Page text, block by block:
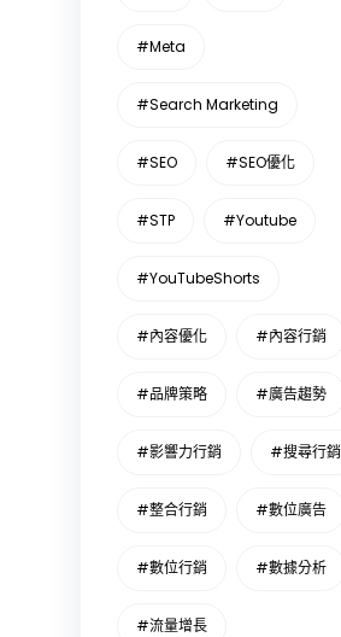
#Meta
#Search Marketing
#SEO #SEO優化
#STP #Youtube
#YouTubeShorts
#內容優化 #內容行銷
#品牌策略 #廣告趨勢
#影響力行銷 #搜尋行銷
#整合行銷 #數位廣告
#數位行銷 #數據分析
#流量增長